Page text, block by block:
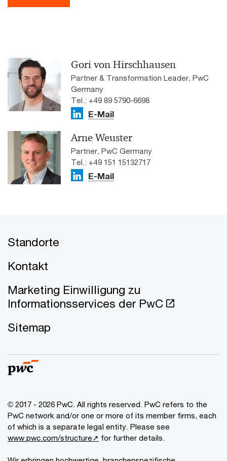
Gori von Hirschhausen
Partner & Transformation Leader, PwC
Germany
Tel.: +49 89 5790-6698
E-Mail
Arne Weuster
Partner, PwC Germany
Tel.: +49 151 15132717
E-Mail
Standorte
Kontakt
Marketing Einwilligung zu
Informationsservices der PwC
Sitemap
© 2017 - 2026 PwC. All rights reserved. PwC refers to the
PwC network and/or one or more of its member firms, each
of which is a separate legal entity. Please see
www.pwc.com/structure↗ for further details.